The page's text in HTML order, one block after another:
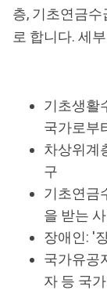
층, 기초연금수
로 합니다. 세
기초생활
국가로부
차상위계
구
기초연금
을 받는
장애인: '
국가유공
자 등 국